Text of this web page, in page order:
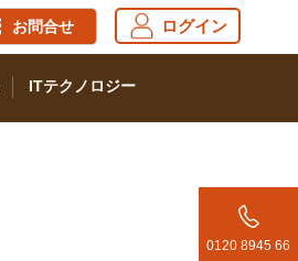
ログイン
お問合せ
ITテクノロジー
0120 8945 66